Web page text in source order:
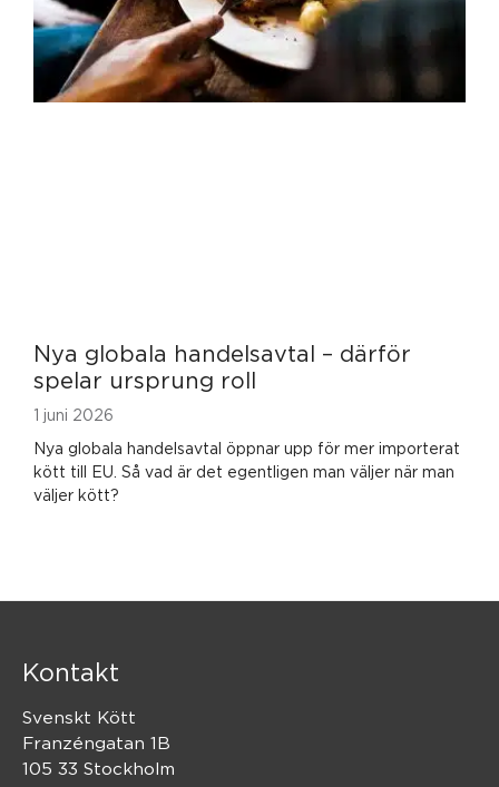
Nya globala handelsavtal – därför
spelar ursprung roll
1 juni 2026
Nya globala handelsavtal öppnar upp för mer importerat
kött till EU. Så vad är det egentligen man väljer när man
väljer kött?
Kontakt
Svenskt Kött
Franzéngatan 1B
105 33 Stockholm